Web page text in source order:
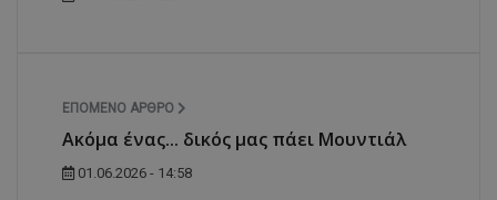
ΕΠΌΜΕΝΟ ΆΡΘΡΟ
Ακόμα ένας... δικός μας πάει Μουντιάλ
01.06.2026 - 14:58